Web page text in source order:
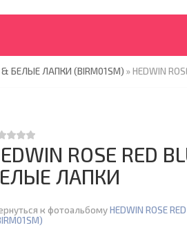
& БЕЛЫЕ ЛАПКИ (BIRM01SM) » HEDWIN
ROSE RED
ЛАПКИ
к фотоальбому HEDWIN ROSE